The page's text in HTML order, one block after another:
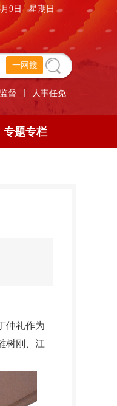
月9日星期日
监督 人事任免
专题专栏
仲礼作为
树刚、江